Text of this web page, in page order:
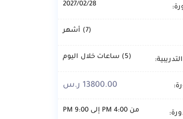
2027/02/28
(7) أشهر
(5) ساعات خلال اليوم
13800.00 ر.س
من 4:00 PM إلى 9:00 PM